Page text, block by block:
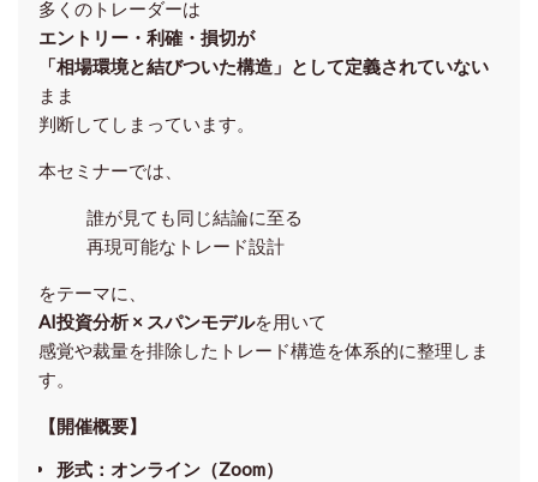
多くのトレーダーは
エントリー・利確・損切が
「相場環境と結びついた構造」として定義されていない
まま
判断してしまっています。
本セミナーでは、
誰が見ても同じ結論に至る
再現可能なトレード設計
をテーマに、
AI投資分析 × スパンモデルを用いて
感覚や裁量を排除したトレード構造を体系的に整理しま
す。
【開催概要】
形式：オンライン（Zoom）